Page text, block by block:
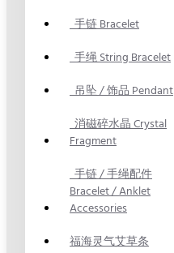
手链 Bracelet
手绳 String Bracelet
吊坠 / 饰品 Pendant
消磁碎水晶 Crystal
Fragment
手链 / 手绳配件
Bracelet / Anklet
Accessories
福海灵气艾草条